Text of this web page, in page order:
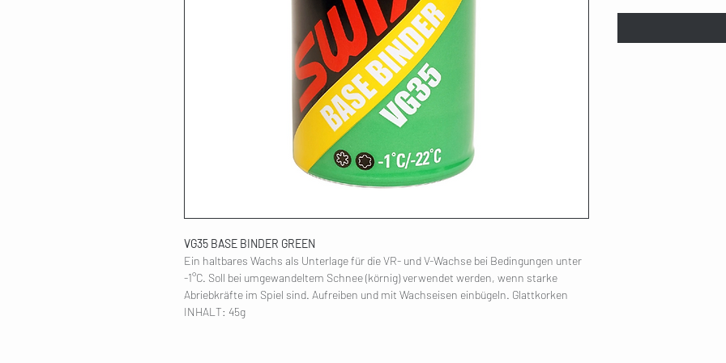
VG35 BASE BINDER GREEN
Ein haltbares Wachs als Unterlage für die VR- und V-Wachse bei Bedingungen unter
-1°C. Soll bei umgewandeltem Schnee (körnig) verwendet werden, wenn starke
Abriebkräfte im Spiel sind. Aufreiben und mit Wachseisen einbügeln. Glattkorken
INHALT: 45g